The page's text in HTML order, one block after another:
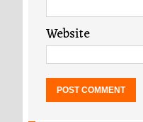
Website